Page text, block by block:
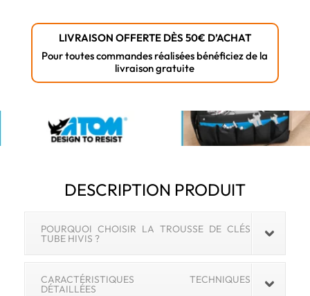
à
13
LIVRAISON OFFERTE DÈS 50€ D’ACHAT
Pour toutes commandes réalisées bénéficiez de la
livraison gratuite
DESCRIPTION PRODUIT
POURQUOI CHOISIR LA TROUSSE DE CLÉS
TUBE HIVIS ?
CARACTÉRISTIQUES TECHNIQUES
DÉTAILLÉES